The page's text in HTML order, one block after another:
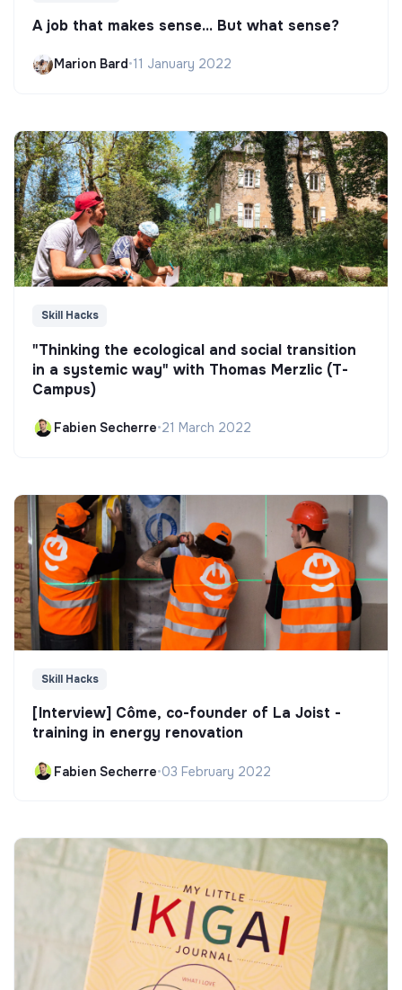
A job that makes sense... But what sense?
Marion Bard•11 January 2022
Skill Hacks
"Thinking the ecological and social transition
in a systemic way" with Thomas Merzlic (T-
Campus)
Fabien Secherre•21 March 2022
Skill Hacks
[Interview] Côme, co-founder of La Joist -
training in energy renovation
Fabien Secherre•03 February 2022